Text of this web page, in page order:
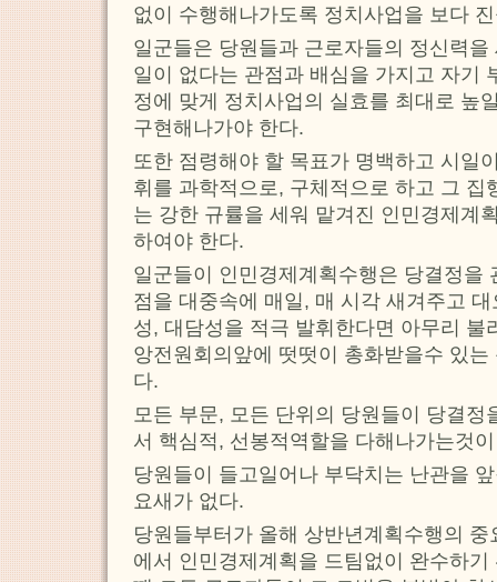
없이 수행해나가도록 정치사업을 보다
일군들은 당원들과 근로자들의 정신력
일이 없다는 관점과 배심을 가지고 자기
정에 맞게 정치사업의 실효를 최대로 높
구현해나가야 한다.
또한 점령해야 할 목표가 명백하고 시일
휘를 과학적으로, 구체적으로 하고 그 집
는 강한 규률을 세워 맡겨진 인민경제계
하여야 한다.
일군들이 인민경제계획수행은 당결정을
점을 대중속에 매일, 매 시각 새겨주고
성, 대담성을 적극 발휘한다면 아무리 불
앙전원회의앞에 떳떳이 총화받을수 있
다.
모든 부문, 모든 단위의 당원들이 당결
서 핵심적, 선봉적역할을 다해나가는것
당원들이 들고일어나 부닥치는 난관을
요새가 없다.
당원들부터가 올해 상반년계획수행의
에서 인민경제계획을 드팀없이 완수하